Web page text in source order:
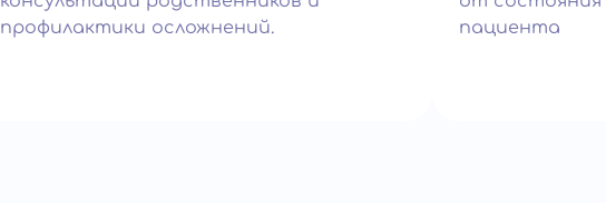
профилактики осложнений.
пациента